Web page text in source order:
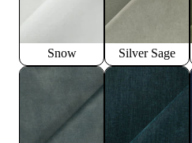
Snow Silver Sage